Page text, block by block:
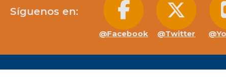
Síguenos en:
@Facebook @Twitter